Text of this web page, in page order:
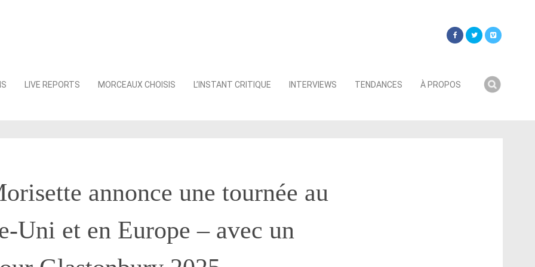
LIVE REPORTS MORCEAUX CHOISIS L’INSTANT CRITIQUE INTERVIEWS TENDANCES À PROPOS
annonce une tournée au
Uni et en Europe – avec un